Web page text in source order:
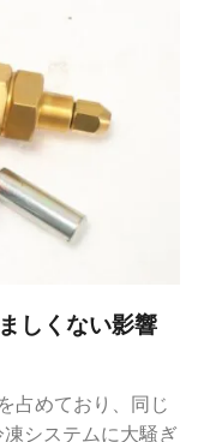
しくない影響
占めており、同じ
システムに大騒ぎ